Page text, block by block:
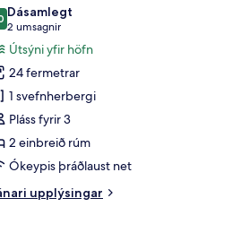
af 10
Dásamlegt
2 umsagnir
(2
umsagnir)
Útsýni yfir höfn
24 fermetrar
1 svefnherbergi
Pláss fyrir 3
2 einbreið rúm
Ókeypis þráðlaust net
upplýsingar